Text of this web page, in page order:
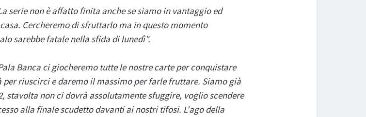
serie non è affatto finita anche se siamo in vantaggio ed
Cercheremo di sfruttarlo ma in questo momento
sarebbe fatale nella sfida di lunedì".
Banca ci giocheremo tutte le nostre carte per conquistare
riuscirci e daremo il massimo per farle fruttare. Siamo già
non ci dovrà assolutamente sfuggire, voglio scendere
alla finale scudetto davanti ai nostri tifosi. L'ago della